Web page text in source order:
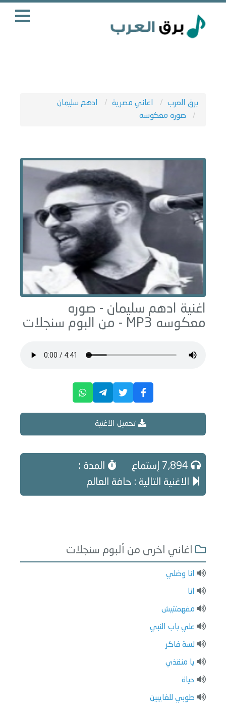
برق العرب اغاني مصرية
ادهم سليمان
صوره معكوسه
اغنية ادهم سليمان - صوره
معكوسه
سنجلات
تحميل الاغنية
المدة :
الاغنية التالية : حافة العالم
اغاني اخرى من ألبوم سنجلات
انا وضلي
انا
مفهمتنيش
علي باب النبي
لسة فاكر
يا منقذي
حياة
طوبي للغايبين